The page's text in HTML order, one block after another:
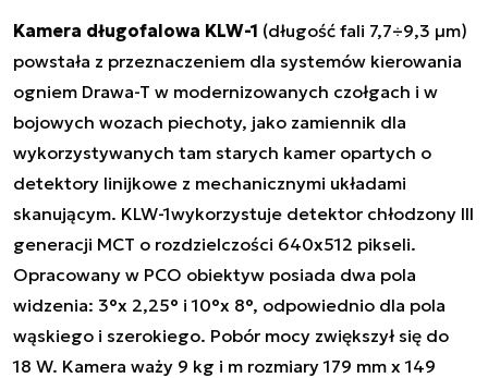
Kamera długofalowa KLW-1 (długość fali 7,7÷9,3 µm)
powstała z przeznaczeniem dla systemów kierowania
ogniem Drawa-T w modernizowanych czołgach i w
bojowych wozach piechoty, jako zamiennik dla
wykorzystywanych tam starych kamer opartych o
detektory linijkowe z mechanicznymi układami
skanującym. KLW-1wykorzystuje detektor chłodzony III
generacji MCT o rozdzielczości 640x512 pikseli.
Opracowany w PCO obiektyw posiada dwa pola
widzenia: 3°x 2,25° i 10°x 8°, odpowiednio dla pola
wąskiego i szerokiego. Pobór mocy zwiększył się do
18 W. Kamera waży 9 kg i m rozmiary 179 mm x 149